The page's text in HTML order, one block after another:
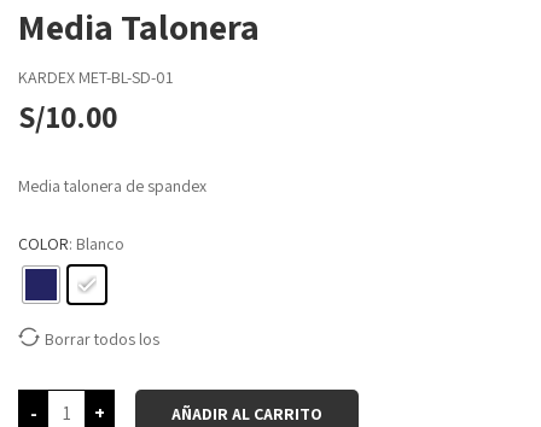
Media Talonera
KARDEX MET-BL-SD-01
S/10.00
Media talonera de spandex
COLOR: Blanco
Borrar todos los
- + AÑADIR AL CARRITO